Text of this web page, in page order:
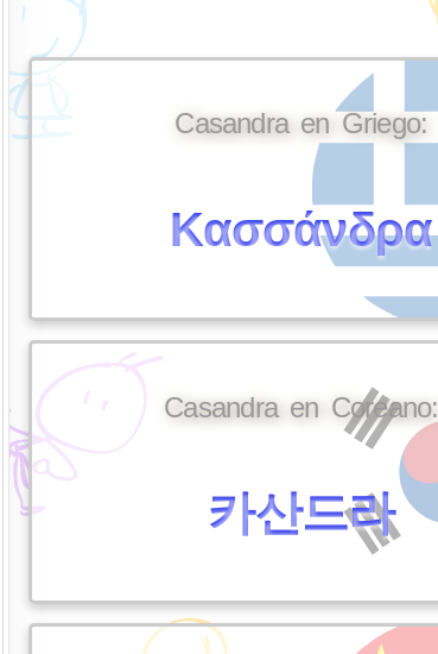
Casandra en Griego:
Κασσάνδρα
Casandra en Coreano:
카산드라